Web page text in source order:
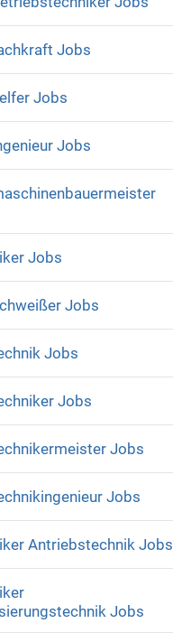
Jobs
Jobs
Jobs
Jobs
Jobs
Jobs
Jobs
Jobs
Jobs
Antriebstechnik Jobs
Jobs